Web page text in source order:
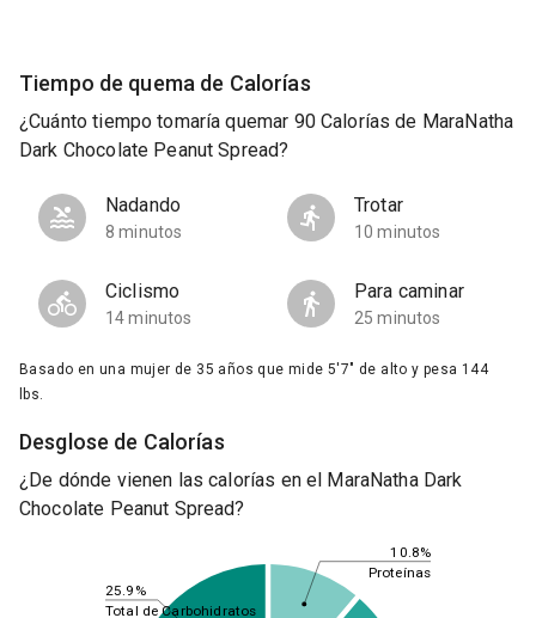
Tiempo de quema de Calorías
¿Cuánto tiempo tomaría quemar 90 Calorías de MaraNatha
Dark Chocolate Peanut Spread?
Nadando
8 minutos
Trotar
10 minutos
Ciclismo
14 minutos
Para caminar
25 minutos
Basado en una mujer de 35 años que mide 5'7" de alto y pesa 144
lbs.
Desglose de Calorías
¿De dónde vienen las calorías en el MaraNatha Dark
Chocolate Peanut Spread?
10.8%
25.9%
Proteínas
Total de Carbohidratos